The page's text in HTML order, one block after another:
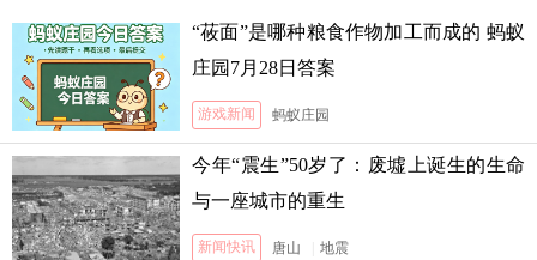
“莜面”是哪种粮食作物加工而成的 蚂蚁
庄园7月28日答案
游戏新闻 蚂蚁庄园
今年“震生”50岁了：废墟上诞生的生命
与一座城市的重生
新闻快讯 唐山 地震